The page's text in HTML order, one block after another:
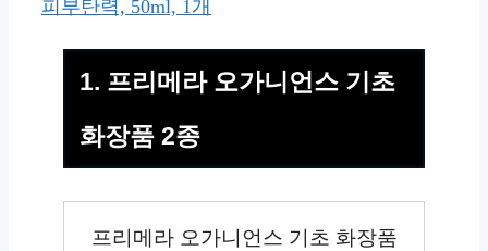
피부탄력, 50ml, 1개
1. 프리메라 오가니언스 기초
화장품 2종
프리메라 오가니언스 기초 화장품